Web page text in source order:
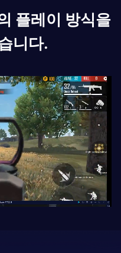
플레이 방식을
니다.